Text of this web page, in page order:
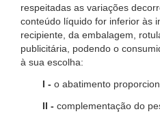
respeitadas as variações
conteúdo líquido for inferior às
recipiente, da embalagem,
publicitária, podendo o
à sua escolha:
I - o abatimento
II - complementação do